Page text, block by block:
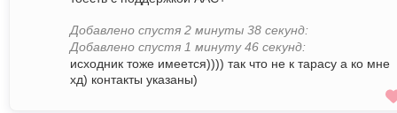
Добавлено спустя 2 минуты 38 секунд:
Добавлено спустя 1 минуту 46 секунд:
исходник тоже имеется)))) так что не к тарасу а ко мне
хд) контакты указаны)